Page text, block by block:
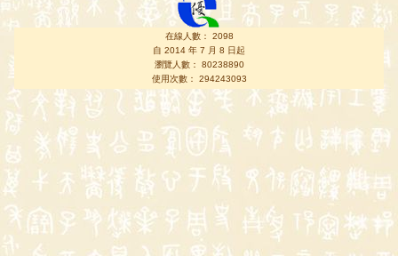
在線人數： 2098
自 2014 年 7 月 8 日起
瀏覽人數： 80238890
使用次數： 294243093